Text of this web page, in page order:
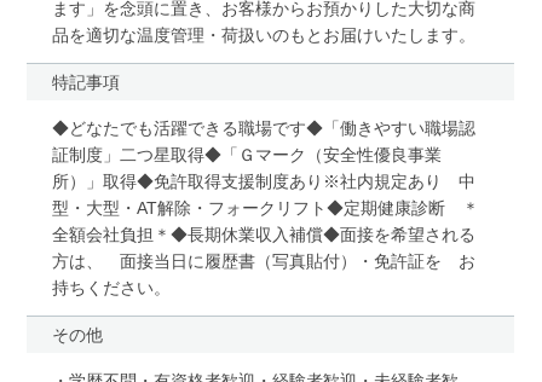
ます」を念頭に置き、お客様からお預かりした大切な商
品を適切な温度管理・荷扱いのもとお届けいたします。
特記事項
◆どなたでも活躍できる職場です◆「働きやすい職場認
証制度」二つ星取得◆「Ｇマーク（安全性優良事業
所）」取得◆免許取得支援制度あり※社内規定あり 中
型・大型・AT解除・フォークリフト◆定期健康診断 ＊
全額会社負担＊◆長期休業収入補償◆面接を希望される
方は、 面接当日に履歴書（写真貼付）・免許証を お
持ちください。
その他